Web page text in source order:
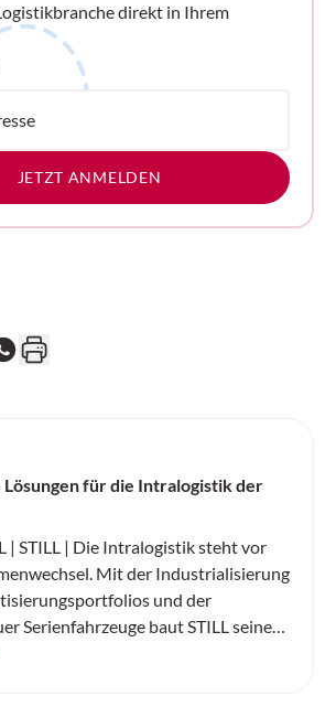
direkt in Ihrem
JETZT ANMELDEN
für die Intralogistik der
| STILL | Die Intralogistik steht vor
Mit der Industrialisierung
und der
Serienfahrzeuge baut STILL seine
Komplettanbieter für